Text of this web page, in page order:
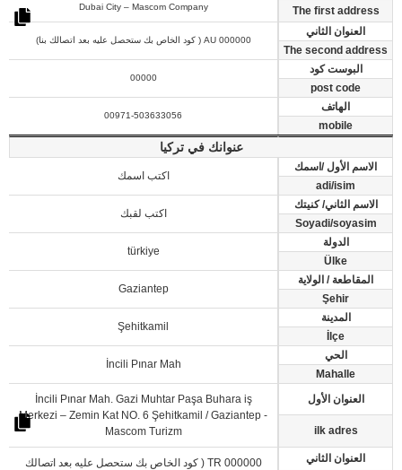
Dubai City – Mascom Company
The first address
العنوان الثاني
AU 000000 ( كود الخاص بك ستحصل عليه بعد اتصالك بنا)
The second address
البوست كود
00000
post code
الهاتف
00971-503633056
mobile
عنوانك في تركيا
الاسم الأول /اسمك
اكتب اسمك
adi/isim
الاسم الثاني/ كنيتك
اكتب لقبك
Soyadi/soyasim
الدولة
türkiye
Ülke
المقاطعة / الولاية
Gaziantep
Şehir
المدينة
Şehitkamil
İlçe
الحي
İncili Pınar Mah
Mahalle
العنوان الأول
İncili Pınar Mah. Gazi Muhtar Paşa Buhara iş
Merkezi – Zemin Kat NO. 6 Şehitkamil / Gaziantep -
Mascom Turizm
ilk adres
العنوان الثاني
TR 000000 ( كود الخاص بك ستحصل عليه بعد اتصالك